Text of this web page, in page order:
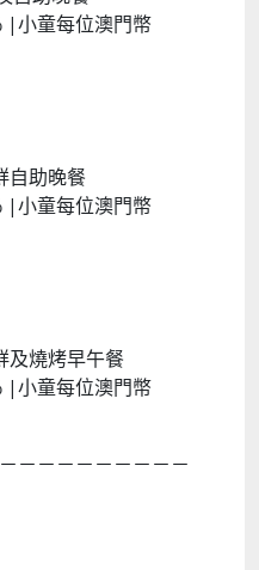
|小童每位澳門幣
自助晚餐
|小童每位澳門幣
及燒烤早午餐
|小童每位澳門幣
－－－－－－－－－